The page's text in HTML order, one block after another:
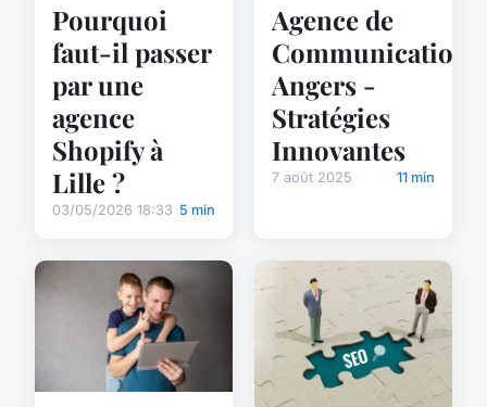
Pourquoi
faut-il passer
par une
agence
Shopify à
Lille ?
03/05/2026 18:33 5 min
Agence de
Communication
Angers -
Stratégies
Innovantes
7 août 2025 11 min